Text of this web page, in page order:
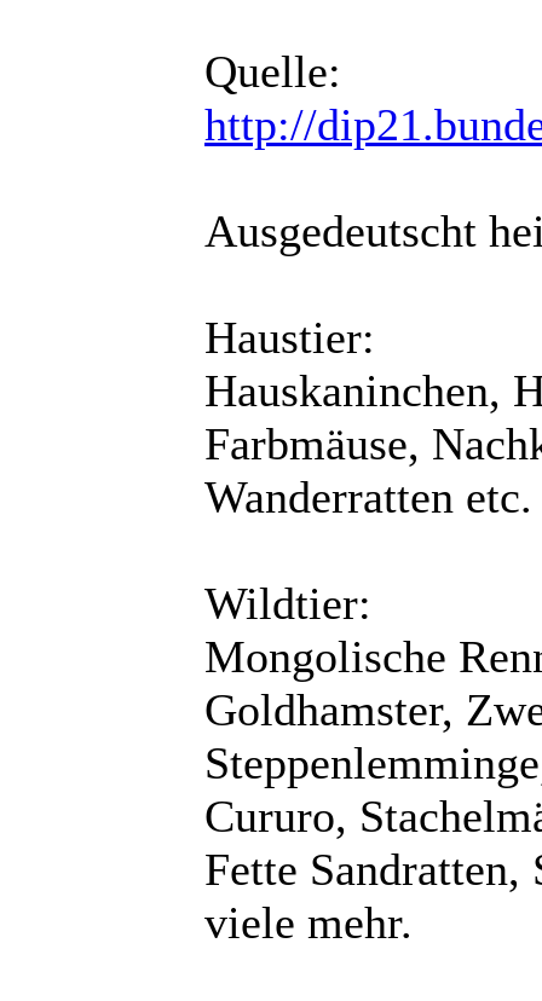
Quelle:
http://
Ausgedeutscht
Haustier:
Hauskaninchen,
Farbmäuse,
Wanderratten etc.
Wildtier:
Mongolische
Goldhamster,
Cururo,
Fette Sandratten,
viele mehr.